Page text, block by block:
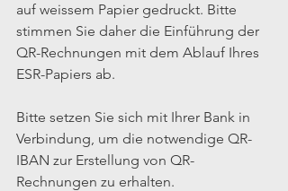
auf weissem Papier gedruckt. Bitte
stimmen Sie daher die Einführung der
QR-Rechnungen mit dem Ablauf Ihres
ESR-Papiers ab.
Bitte setzen Sie sich mit Ihrer Bank in
Verbindung, um die notwendige QR-
IBAN zur Erstellung von QR-
Rechnungen zu erhalten.